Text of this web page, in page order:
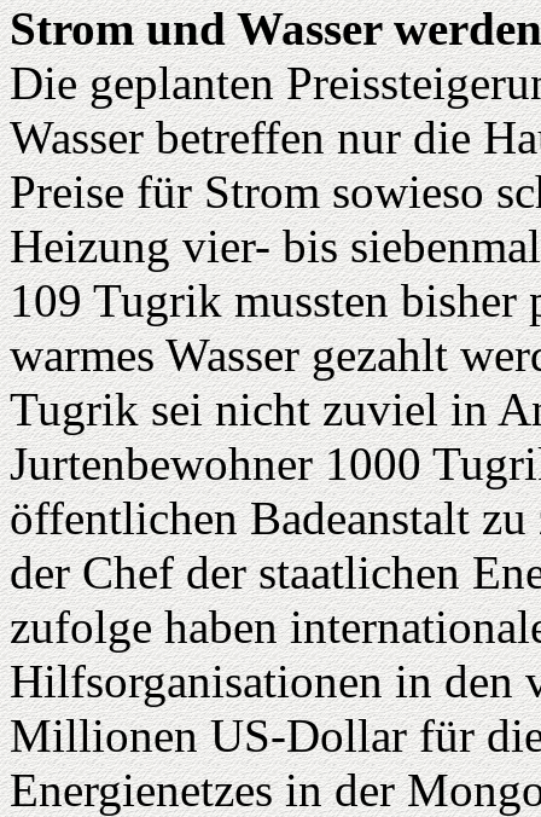
Strom und Wasser
Die geplanten
Wasser betreffen nur die
Preise für Strom sowieso
Heizung vier- bis
109 Tugrik mussten
warmes Wasser gezahlt
Tugrik sei nicht zuviel in
Jurtenbewohner 1000
öffentlichen Badeanstalt
der Chef der staatlichen
zufolge haben
Hilfsorganisationen in den
Millionen US-Dollar für
Energienetzes in der